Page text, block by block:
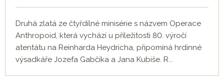
Druhá zlatá ze čtyřdílné minisérie s názvem Operace
Anthropoid, která vychází u příležitosti 80. výročí
atentátu na Reinharda Heydricha, připomíná hrdinné
výsadkáře Jozefa Gabčíka a Jana Kubiše. R...